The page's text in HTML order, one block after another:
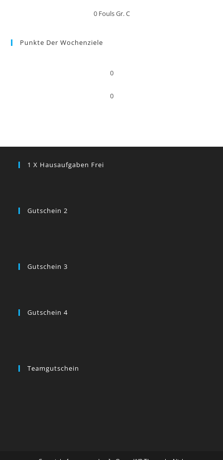
0 Fouls Gr. C
Punkte Der Wochenziele
0
0
1 X Hausaufgaben Frei
Gutschein 2
Gutschein 3
Gutschein 4
Teamgutschein